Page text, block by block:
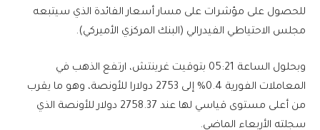
للحصول على مؤشرات على مسار أسعار الفائدة الذي سيتبعه
مجلس الاحتياطي الفيدرالي (البنك المركزي الأميركي).
وبحلول الساعة 05:21 بتوقيت غرينتش، ارتفع الذهب في
المعاملات الفورية 0.4% إلى 2753 دولارا للأونصة، وهو ما يقرب
من أعلى مستوى قياسي لها عند 2758.37 دولار للأونصة الذي
سجلته الأربعاء الماضي.